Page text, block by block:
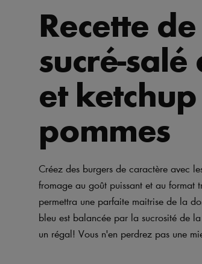
Recette
sucré-
et ketchup
pommes
Créez des burgers de caractère avec
fromage au goût puissant et au format
permettra une parfaite maitrise de la
bleu est balancée par la sucrosité de
un régal! Vous n'en perdrez pas une